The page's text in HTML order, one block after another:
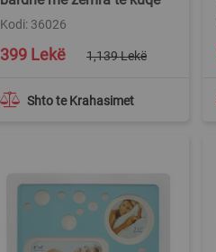
Kodi: 36026
Shto te Krahasimet
Special
Price
399 Lekë 1,139 Lekë